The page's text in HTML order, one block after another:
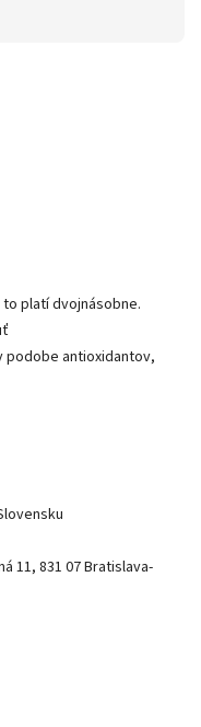
platí dvojnásobne.
podobe antioxidantov,
11, 831 07 Bratislava-